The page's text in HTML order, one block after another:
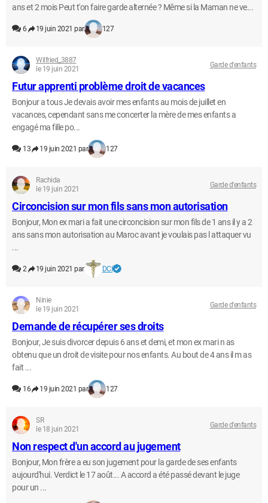
ans et 2 mois Peut t'on faire garde alternée ? Même si la Maman ne ve...
6 19 juin 2021 par 127
Wilfried_3887
le 19 juin 2021
Garde d'enfants
Futur apprenti problème droit de vacances
Bonjour a tous Je devais avoir mes enfants au mois de juillet en
vacances, cependant sans me concerter la mère de mes enfants a
engagé ma fille po...
13 19 juin 2021 par 127
Rachida
le 19 juin 2021
Garde d'enfants
Circoncision sur mon fils sans mon autorisation
Bonjour, Mon ex mari a fait une circoncision sur mon fils de 1 ans il y a 2
ans sans mon autorisation au Maroc avant je voulais pas l attaquer vu
...
2 19 juin 2021 par DCI
Ninie
le 19 juin 2021
Garde d'enfants
Demande de récupérer ses droits
Bonjour, Je suis divorcer depuis 6 ans et demi, et mon ex mari n as
obtenu que un droit de visite pour nos enfants. Au bout de 4 ans il m as
fait ...
16 19 juin 2021 par 127
SR
le 18 juin 2021
Garde d'enfants
Non respect d'un accord au jugement
Bonjour, Mon frère a eu son jugement pour la garde de ses enfants
aujourd'hui. Verdict le 17 août... A accord a été passé devant le juge
pour un ...